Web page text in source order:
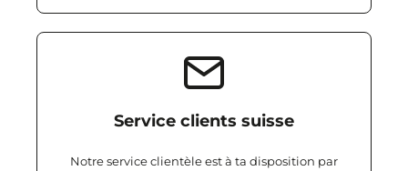
Service clients suisse
Notre service clientèle est à ta disposition par